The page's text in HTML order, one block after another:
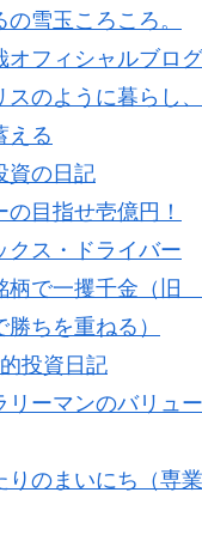
の雪玉ころころ。
オフィシャルブログ
スのように暮らし
える
資の日記
の目指せ壱億円！
クス・ドライバー
柄で一攫千金（旧
勝ちを重ねる）
投資日記
リーマンのバリュ
りのまいにち（専